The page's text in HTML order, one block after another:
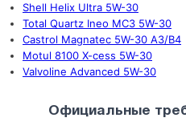
Shell Helix Ultra 5W-30
Total Quartz Ineo MC3 5W-30
Castrol Magnatec 5W-30 A3/B4
Motul 8100 X-cess 5W-30
Valvoline Advanced 5W-30
Официальные